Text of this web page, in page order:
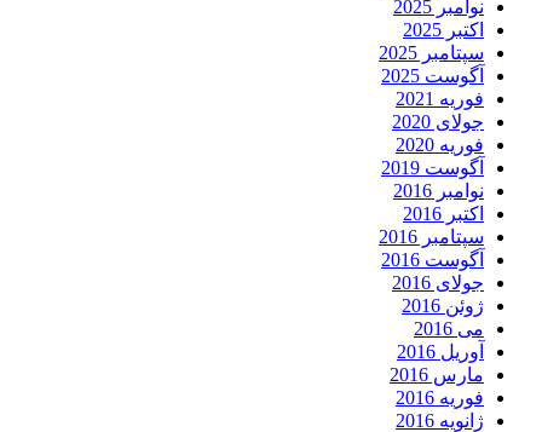
نوامبر 2025
اکتبر 2025
سپتامبر 2025
آگوست 2025
فوریه 2021
جولای 2020
فوریه 2020
آگوست 2019
نوامبر 2016
اکتبر 2016
سپتامبر 2016
آگوست 2016
جولای 2016
ژوئن 2016
می 2016
آوریل 2016
مارس 2016
فوریه 2016
ژانویه 2016